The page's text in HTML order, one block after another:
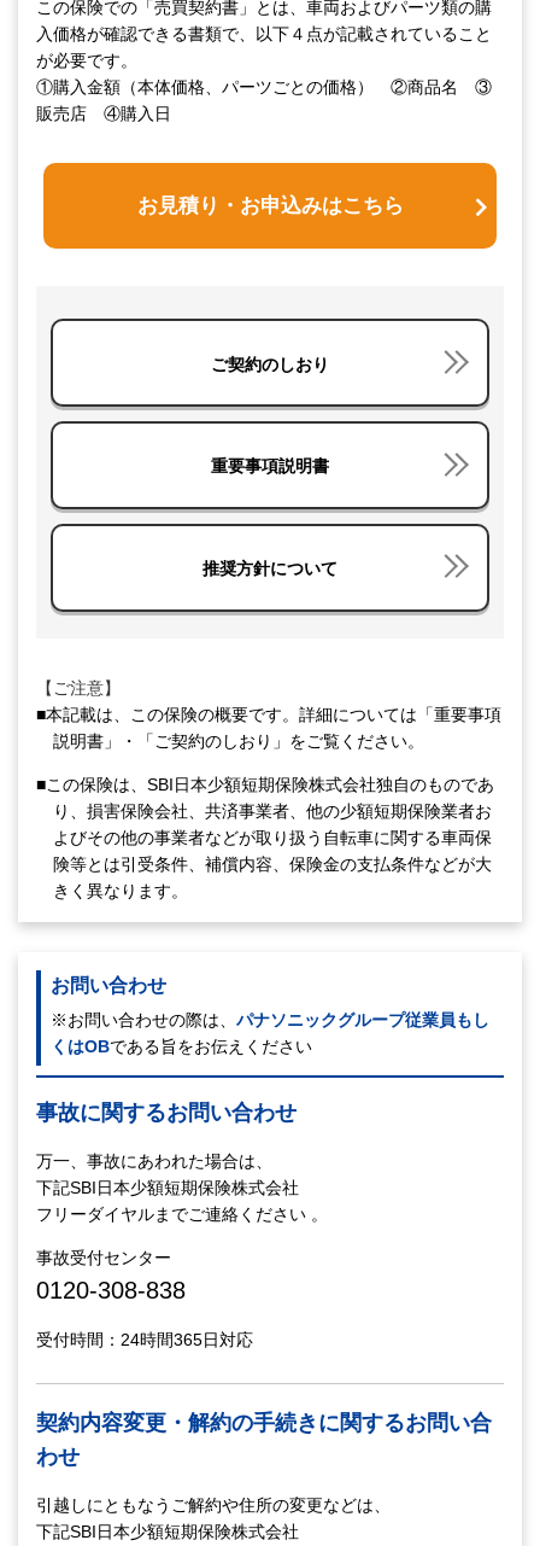
この保険での「売買契約書」とは、車両およびパーツ類の購
入価格が確認できる書類で、以下４点が記載されていること
が必要です。
①購入金額（本体価格、パーツごとの価格） ②商品名 ③
販売店 ④購入日
お見積り・お申込みはこちら
ご契約のしおり
重要事項説明書
推奨方針について
【ご注意】
■本記載は、この保険の概要です。詳細については「重要事項
説明書」・「ご契約のしおり」をご覧ください。
■この保険は、SBI日本少額短期保険株式会社独自のものであ
り、損害保険会社、共済事業者、他の少額短期保険業者お
よびその他の事業者などが取り扱う自転車に関する車両保
険等とは引受条件、補償内容、保険金の支払条件などが大
きく異なります。
お問い合わせ
※お問い合わせの際は、 パナソニックグループ従業員もし
くはOBである旨をお伝えください
事故に関するお問い合わせ
万一、事故にあわれた場合は、
下記SBI日本少額短期保険株式会社
フリーダイヤルまでご連絡ください 。
事故受付センター
0120-308-838
受付時間：24時間365日対応
契約内容変更・解約の手続きに関するお問い合
わせ
引越しにともなうご解約や住所の変更などは、
下記SBI日本少額短期保険株式会社